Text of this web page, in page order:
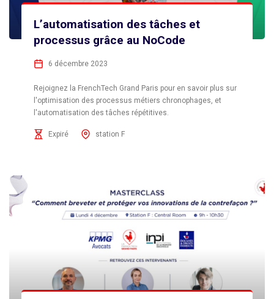
L’automatisation des tâches et
processus grâce au NoCode
6 décembre 2023
Rejoignez la FrenchTech Grand Paris pour en savoir plus sur
l'optimisation des processus métiers chronophages, et
l'automatisation des tâches répétitives.
Expiré station F